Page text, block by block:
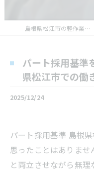
島根県松江市の軽作業の求人なら有限会社城北ドライ
パート採用基準
県松江市での働
2025/12/24
パート採用基準 島根
思ったことはありま
と両立させながら無